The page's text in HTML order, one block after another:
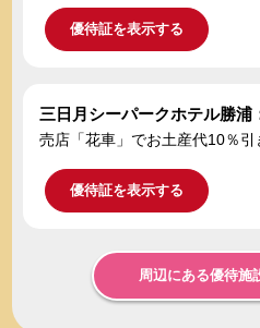
優待証を表示する
三日月シーパークホテル勝浦
売店「花車」でお土産代10％引
優待証を表示する
周辺にある優待施